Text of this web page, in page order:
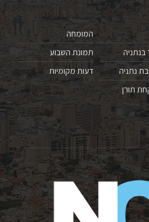
בנתניה
נתניה
תורן
המומחה
תמונת השבוע
דעות מקומיות